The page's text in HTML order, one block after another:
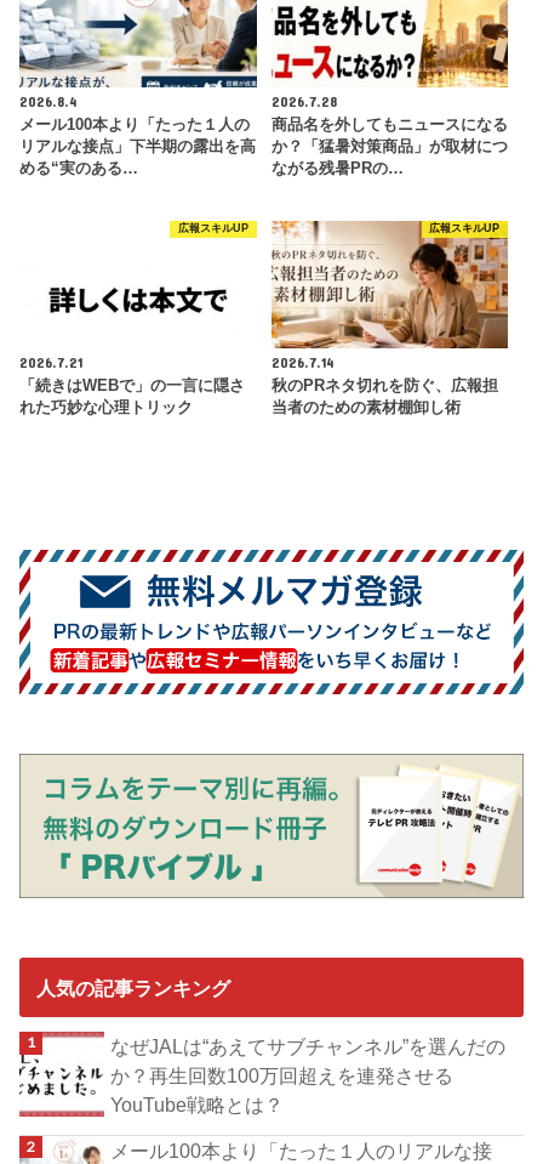
2026.8.4
メール100本より「たった１人の
リアルな接点」下半期の露出を高
める“実のある…
2026.7.28
商品名を外してもニュースになる
か？「猛暑対策商品」が取材につ
ながる残暑PRの…
広報スキルUP
2026.7.21
「続きはWEBで」の一言に隠さ
れた巧妙な心理トリック
広報スキルUP
2026.7.14
秋のPRネタ切れを防ぐ、広報担
当者のための素材棚卸し術
人気の記事ランキング
なぜJALは“あえてサブチャンネル”を選んだの
か？再生回数100万回超えを連発させる
YouTube戦略とは？
メール100本より「たった１人のリアルな接